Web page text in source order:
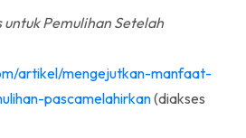
Pemulihan Setelah
artikel/mengejutkan-manfaat-
pascamelahirkan(diakses